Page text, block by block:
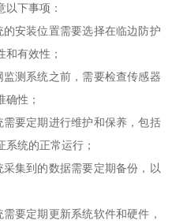
下事项：
安装位置需要选择在临边防护
和有效性；
测系统之前，需要检查传感器
性；
要定期进行维护和保养，包括
统的正常运行；
集到的数据需要定期备份，以
要定期更新系统软件和硬件，